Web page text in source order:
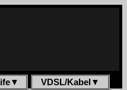
▼ VDSL/Kabel ▼